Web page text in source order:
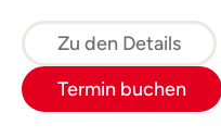
und Hütten.
Zu den Details
Termin buchen